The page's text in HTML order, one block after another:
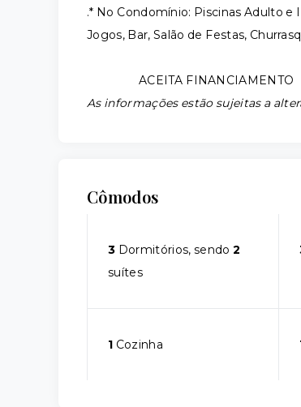
.* No Condomínio: Piscinas Adulto e
Jogos, Bar, Salão de Festas,
ACEITA FINANCIAMENTO
As informações estão sujeitas a
Cômodos
3 Dormitórios, sendo2
suítes
1 Cozinha